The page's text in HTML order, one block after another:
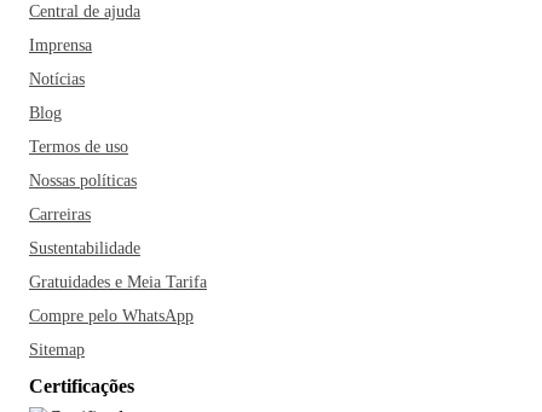
Central de ajuda
Imprensa
Notícias
Blog
Termos de uso
Nossas políticas
Carreiras
Sustentabilidade
Gratuidades e Meia Tarifa
Compre pelo WhatsApp
Sitemap
Certificações